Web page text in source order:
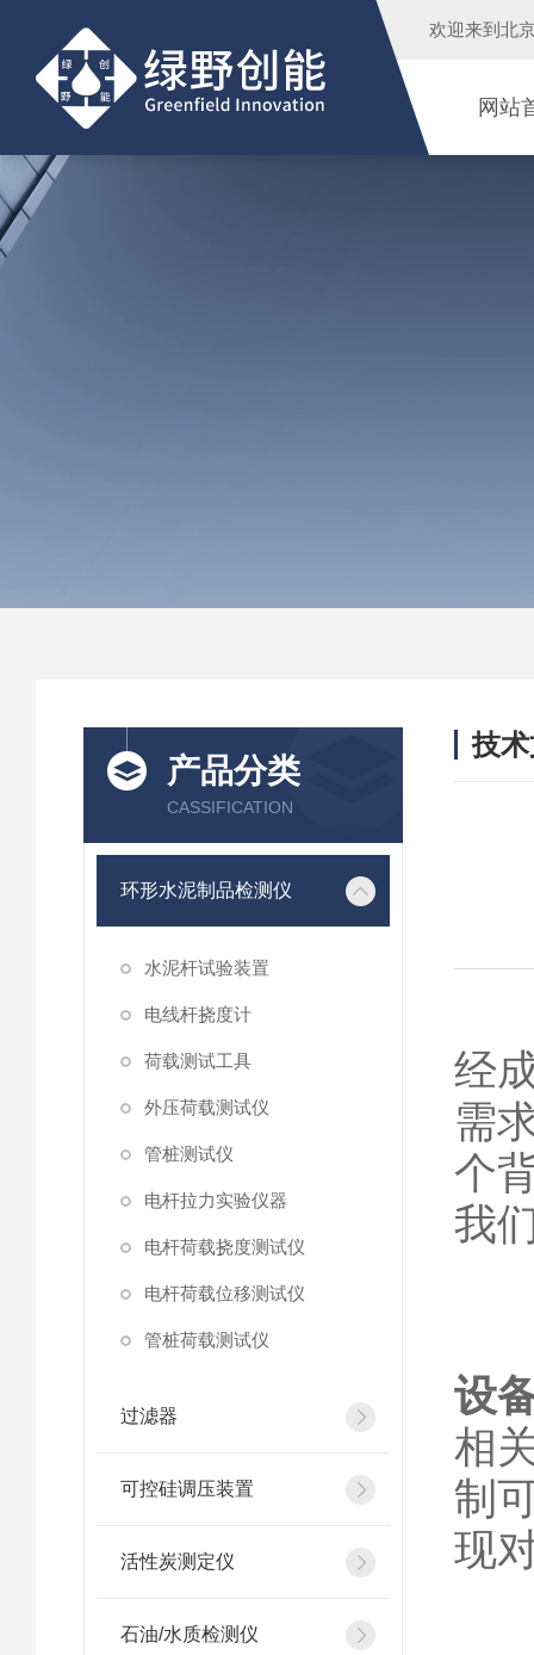
欢迎来到 北
网站
产品分类
CASSIFICATION
环形水泥制品检测仪
水泥杆试验装置
电线杆挠度计
荷载测试工具
外压荷载测试仪
管桩测试仪
电杆拉力实验仪器
电杆荷载挠度测试仪
电杆荷载位移测试仪
管桩荷载测试仪
过滤器
可控硅调压装置
活性炭测定仪
石油/水质检测仪
技
经
需
个
我
设
相
制
现